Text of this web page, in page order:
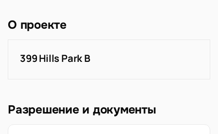
О проекте
399 Hills Park B
Разрешение и документы